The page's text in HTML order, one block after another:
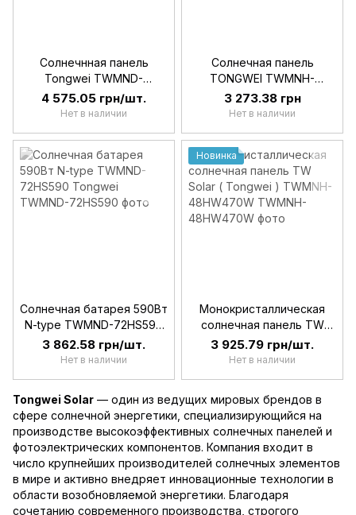
Солнечнная панель
Tongwei TWMND-
78HD635W 635Вт Topcon,
N-Type Bifacial
4 575.05 грн/шт.
Нет в наличии
Солнечная панель
TONGWEI TWMNH-
54HD500W, 500Вт (BF)
Topcon, N-Type
3 273.38 грн
Нет в наличии
Солнечная батарея 590Вт
N-type TWMND-72HS590
Tongwei
3 862.58 грн/шт.
Нет в наличии
Новинка
Монокристаллическая
солнечная панель TW
Solar ( Tongwei ) TWMNH-
48HW470W
3 925.79 грн/шт.
Нет в наличии
Tongwei Solar — один из ведущих мировых брендов в
сфере солнечной энергетики, специализирующийся на
производстве высокоэффективных солнечных панелей и
фотоэлектрических компонентов. Компания входит в
число крупнейших производителей солнечных элементов
в мире и активно внедряет инновационные технологии в
области возобновляемой энергетики. Благодаря
сочетанию современного производства, строгого